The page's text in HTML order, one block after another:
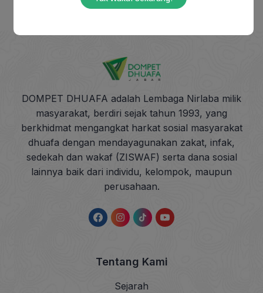
DOMPET DHUAFA adalah Lembaga Nirlaba milik
masyarakat, berdiri sejak tahun 1993, yang
berkhidmat mengangkat harkat sosial masyarakat
dhuafa dengan mendayagunakan zakat, infak,
sedekah dan wakaf (ZISWAF) serta dana sosial
lainnya baik dari individu, kelompok, maupun
perusahaan.
Tentang Kami
Sejarah